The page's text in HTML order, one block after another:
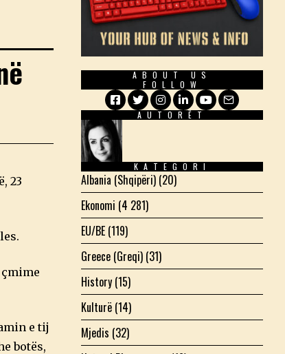
23
e tij
botës,
ABOUT US
FOLLOW
Facebook
TwitterInstagram
LinkedIn
YouTube
Email
AUTORËT
KATEGORI
Albania (Shqipëri) (20)
Ekonomi (4 281)
EU/BE (119)
Greece (Greqi) (31)
History (15)
Kulturë (14)
Mjedis (32)